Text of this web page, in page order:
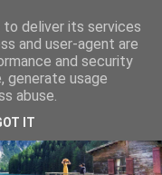
deliver its services
and user-agent are
and security
generate usage
abuse.
IT